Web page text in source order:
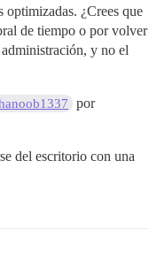
optimizadas. ¿Crees que
de tiempo o por volver
y no el
por
del escritorio con una